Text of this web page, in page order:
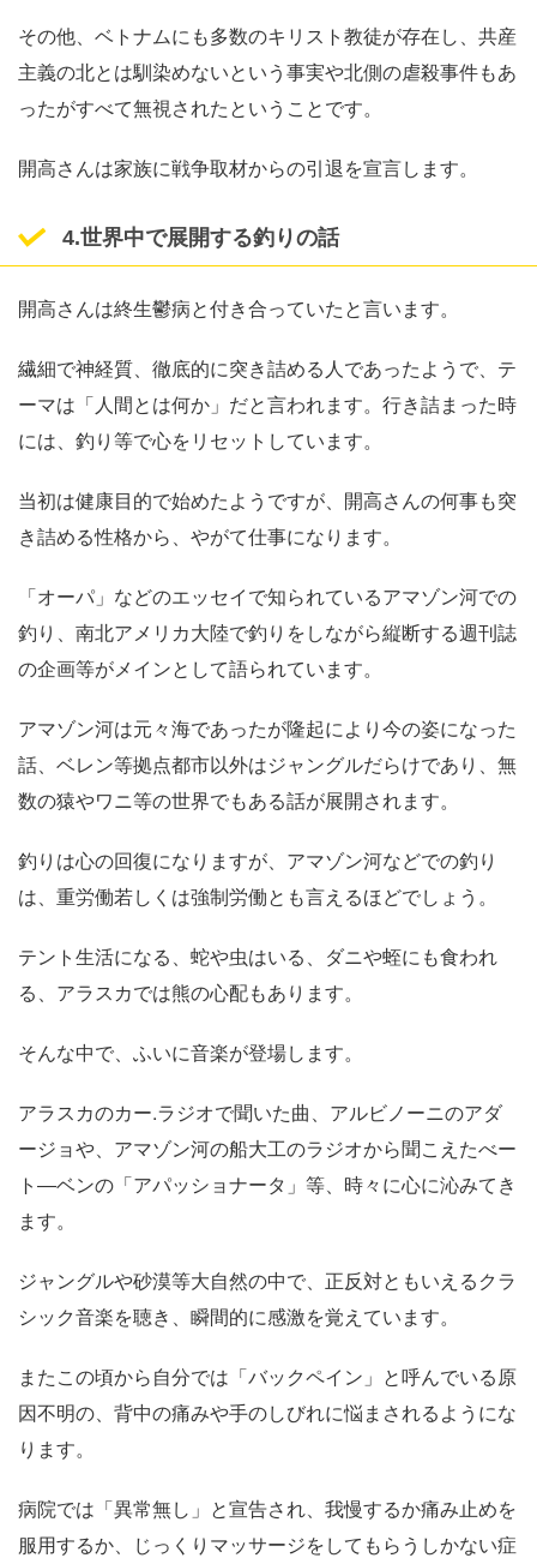
その他、ベトナムにも多数のキリスト教徒が存在し、共産
主義の北とは馴染めないという事実や北側の虐殺事件もあ
ったがすべて無視されたということです。
開高さんは家族に戦争取材からの引退を宣言します。
4.世界中で展開する釣りの話
開高さんは終生鬱病と付き合っていたと言います。
繊細で神経質、徹底的に突き詰める人であったようで、テ
ーマは「人間とは何か」だと言われます。行き詰まった時
には、釣り等で心をリセットしています。
当初は健康目的で始めたようですが、開高さんの何事も突
き詰める性格から、やがて仕事になります。
「オーパ」などのエッセイで知られているアマゾン河での
釣り、南北アメリカ大陸で釣りをしながら縦断する週刊誌
の企画等がメインとして語られています。
アマゾン河は元々海であったが隆起により今の姿になった
話、ベレン等拠点都市以外はジャングルだらけであり、無
数の猿やワニ等の世界でもある話が展開されます。
釣りは心の回復になりますが、アマゾン河などでの釣り
は、重労働若しくは強制労働とも言えるほどでしょう。
テント生活になる、蛇や虫はいる、ダニや蛭にも食われ
る、アラスカでは熊の心配もあります。
そんな中で、ふいに音楽が登場します。
アラスカのカー.ラジオで聞いた曲、アルビノーニのアダ
ージョや、アマゾン河の船大工のラジオから聞こえたべー
ト―ベンの「アパッショナータ」等、時々に心に沁みてき
ます。
ジャングルや砂漠等大自然の中で、正反対ともいえるクラ
シック音楽を聴き、瞬間的に感激を覚えています。
またこの頃から自分では「バックペイン」と呼んでいる原
因不明の、背中の痛みや手のしびれに悩まされるようにな
ります。
病院では「異常無し」と宣告され、我慢するか痛み止めを
服用するか、じっくりマッサージをしてもらうしかない症